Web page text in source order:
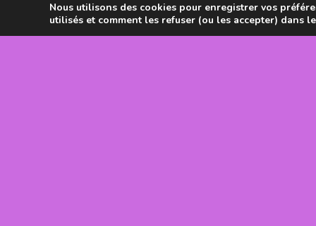
Nous utilisons des cookies pour enregistrer vos
utilisés et comment les refuser (ou les accepter) dans